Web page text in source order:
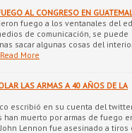
AL CONGRESO EN
fuego a los ventanales del
de comunicación, se puede
sacar algunas cosas del
Read More
LAS ARMAS A 40 AÑOS DE LA
escribió en su cuenta del twitter
han muerto por armas de fuego
Lennon fue asesinado a tiros